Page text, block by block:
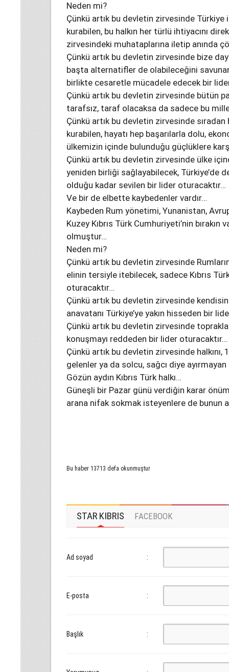
Neden mi?
Çünkü artık bu devletin zirvesinde
kurabilen, bu halkın her türlü ihtiyacını
zirvesindeki muhataplarına iletip anında
Çünkü artık bu devletin zirvesinde bize
başta alternatifler de olabileceğini
birlikte cesaretle mücadele edecek bir
Çünkü artık bu devletin zirvesinde bütün
tarafsız, taraf olacaksa da sadece bu
Çünkü artık bu devletin zirvesinde
kurabilen, hayatı hep başarılarla dolu,
ülkemizin içinde bulunduğu güçlüklere
Çünkü artık bu devletin zirvesinde ülke
yeniden birliği sağlayabilecek, Türkiye’de
olduğu kadar sevilen bir lider oturacaktır…
Ve bir de elbette kaybedenler vardır…
Kaybeden Rum yönetimi, Yunanistan,
Kuzey Kıbrıs Türk Cumhuriyeti’nin bırakın
olmuştur…
Neden mi?
Çünkü artık bu devletin zirvesinde
elinin tersiyle itebilecek, sadece Kıbrıs
oturacaktır…
Çünkü artık bu devletin zirvesinde
anavatanı Türkiye’ye yakın hisseden bir
Çünkü artık bu devletin zirvesinde
konuşmayı reddeden bir lider oturacaktır…
Çünkü artık bu devletin zirvesinde
gelenler ya da solcu, sağcı diye
Gözün aydın Kıbrıs Türk halkı…
Güneşli bir Pazar günü verdiğin karar
arana nifak sokmak isteyenlere de bunun
Bu haber 13713 defa okunmuştur
STAR KIBRIS FACEBOOK
Ad soyad :
E-posta :
Başlık :